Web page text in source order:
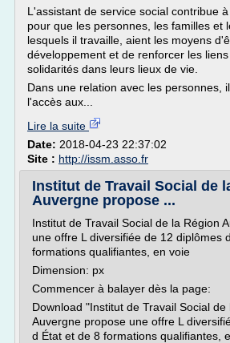
L'assistant de service social contribue
pour que les personnes, les familles et
lesquels il travaille, aient les moyens
développement et de renforcer les
solidarités dans leurs lieux de vie.
Dans une relation avec les personnes,
l'accès aux...
Lire la suite
Date: 2018-04-23 22:37:02
Site : http://issm.asso.fr
Institut de Travail Social de
Auvergne propose ...
Institut de Travail Social de la Région
une offre L diversifiée de 12 diplômes
formations qualifiantes, en voie
Dimension: px
Commencer à balayer dès la page:
Download "Institut de Travail Social de
Auvergne propose une offre L
d État et de 8 formations qualifiantes,